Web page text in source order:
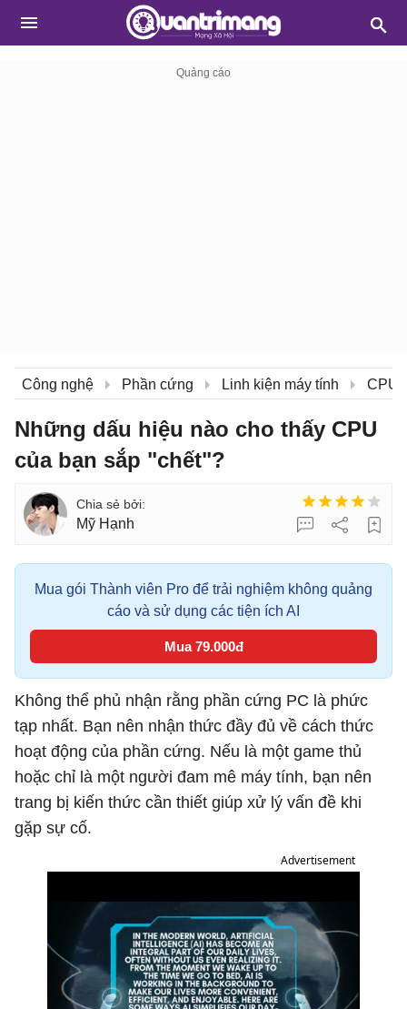
Công nghệ Phần cứng Linh kiện máy tính CPU
Những dấu hiệu nào cho thấy CPU
của bạn sắp "chết"?
Mỹ Hạnh
Mua gói Thành viên Pro để trải nghiệm không quảng
cáo và sử dụng các tiện ích AI
Mua 79.000đ
Không thể phủ nhận rằng phần cứng PC là phức
tạp nhất. Bạn nên nhận thức đầy đủ về cách thức
hoạt động của phần cứng. Nếu là một game thủ
hoặc chỉ là một người đam mê máy tính, bạn nên
trang bị kiến thức cần thiết giúp xử lý vấn đề khi
gặp sự cố.
Advertisement